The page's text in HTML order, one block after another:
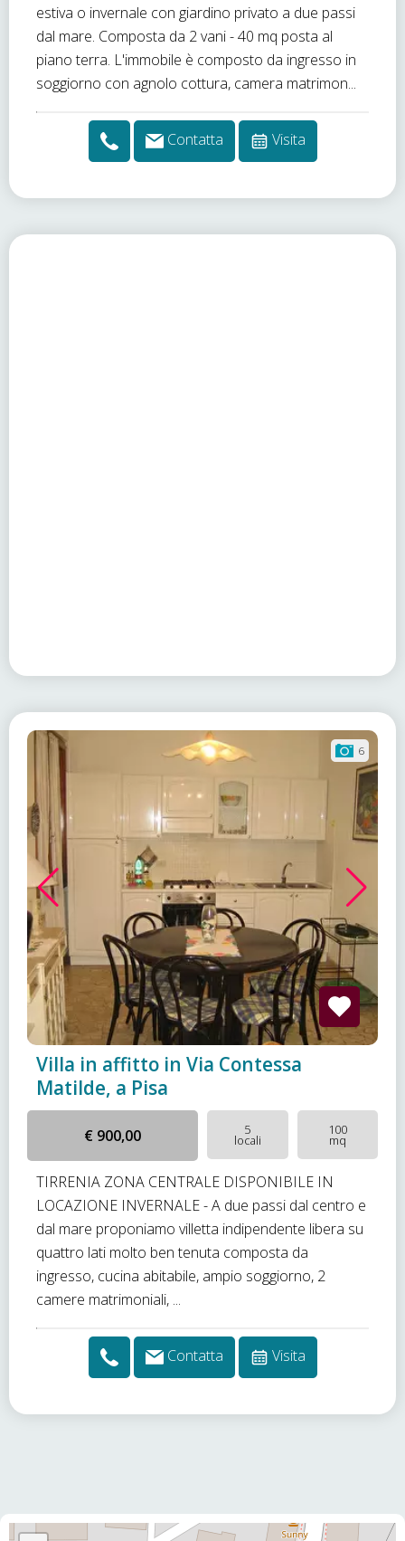
estiva o invernale con giardino privato a due passi
dal mare. Composta da 2 vani - 40 mq posta al
piano terra. L'immobile è composto da ingresso in
soggiorno con agnolo cottura, camera matrimon...
Contatta Visita
6
Villa in affitto in Via Contessa
Matilde, a Pisa
€ 900,00 5
locali
100
mq
TIRRENIA ZONA CENTRALE DISPONIBILE IN
LOCAZIONE INVERNALE - A due passi dal centro e
dal mare proponiamo villetta indipendente libera su
quattro lati molto ben tenuta composta da
ingresso, cucina abitabile, ampio soggiorno, 2
camere matrimoniali, ...
Contatta Visita